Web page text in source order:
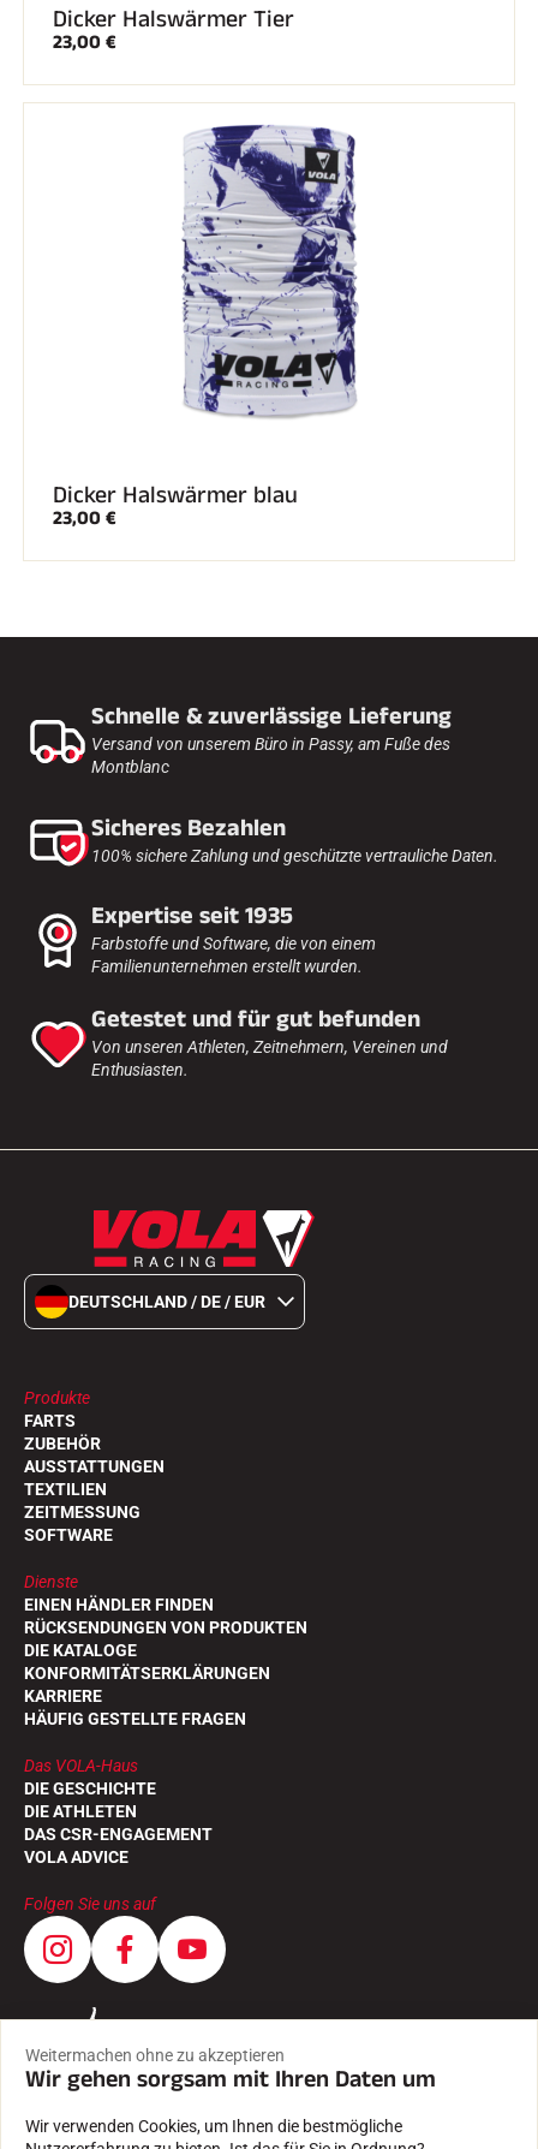
Dicker Halswärmer Tier
23,00 €
Dicker Halswärmer blau
23,00 €
Schnelle & zuverlässige Lieferung
Versand von unserem Büro in Passy, am Fuße des
Montblanc
Sicheres Bezahlen
100% sichere Zahlung und geschützte vertrauliche Daten.
Expertise seit 1935
Farbstoffe und Software, die von einem
Familienunternehmen erstellt wurden.
Getestet und für gut befunden
Von unseren Athleten, Zeitnehmern, Vereinen und
Enthusiasten.
DEUTSCHLAND / DE / EUR
Produkte
FARTS
ZUBEHÖR
AUSSTATTUNGEN
TEXTILIEN
ZEITMESSUNG
SOFTWARE
Dienste
EINEN HÄNDLER FINDEN
RÜCKSENDUNGEN VON PRODUKTEN
DIE KATALOGE
KONFORMITÄTSERKLÄRUNGEN
KARRIERE
HÄUFIG GESTELLTE FRAGEN
Das VOLA-Haus
DIE GESCHICHTE
DIE ATHLETEN
DAS CSR-ENGAGEMENT
VOLA ADVICE
Folgen Sie uns auf
Weitermachen ohne zu akzeptieren
Wir gehen sorgsam mit Ihren Daten um
Wir verwenden Cookies, um Ihnen die bestmögliche